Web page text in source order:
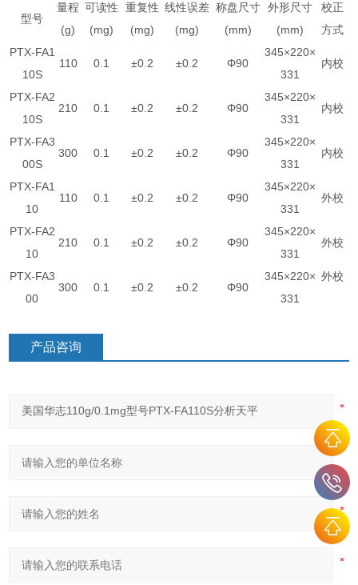
型号
量程
(g)
可读性
(mg)
重复性
(mg)
线性误差
(mg)
称盘尺寸
(mm)
外形尺寸
(mm)
校正
方式
PTX-FA1
10S
110 0.1 ±0.2 ±0.2 Φ90
345×220×
331
内校
PTX-FA2
10S
210 0.1 ±0.2 ±0.2 Φ90
345×220×
331
内校
PTX-FA3
00S
300 0.1 ±0.2 ±0.2 Φ90
345×220×
331
内校
PTX-FA1
10
110 0.1 ±0.2 ±0.2 Φ90
345×220×
331
外校
PTX-FA2
10
210 0.1 ±0.2 ±0.2 Φ90
345×220×
331
外校
PTX-FA3
00
300 0.1 ±0.2 ±0.2 Φ90
345×220×
331
外校
产品咨询